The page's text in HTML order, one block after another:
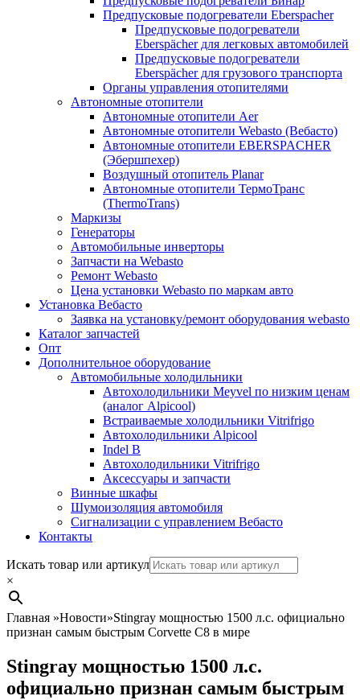
Предпусковые подогреватели Eberspacher
Предпусковые подогреватели
Eberspächer для легковых автомобилей
Предпусковые подогреватели
Eberspächer для грузового транспорта
Органы управления отопителями
Автономные отопители
Автономные отопители Аer
Автономные отопители Webasto (Вебасто)
Автономные отопители EBERSPACHER
(Эбершпехер)
Воздушный отопитель Planar
Автономные отопители ТермоТранс
(ThermoTrans)
Маркизы
Генераторы
Автомобильные инверторы
Запчасти на Webasto
Ремонт Webasto
Цена установки Webasto по маркам авто
Установка Вебасто
Заявка на установку/ремонт оборудования webasto
Каталог запчастей
Опт
Дополнительное оборудование
Автомобильные холодильники
Автохолодильники Meyvel по низким ценам
(аналог Alpicool)
Встраиваемые холодильники Vitrifrigo
Автохолодильники Alpicool
Indel B
Автохолодильники Vitrifrigo
Аксессуары и запчасти
Винные шкафы
Шумоизоляция автомобиля
Сигнализации с управлением Вебасто
Контакты
Search
Искать товар или артикул
×
Главная »Новости»Stingray мощностью 1500 л.с. официально
признан самым быстрым Corvette C8 в мире
Stingray мощностью 1500 л.с.
официально признан самым быстрым